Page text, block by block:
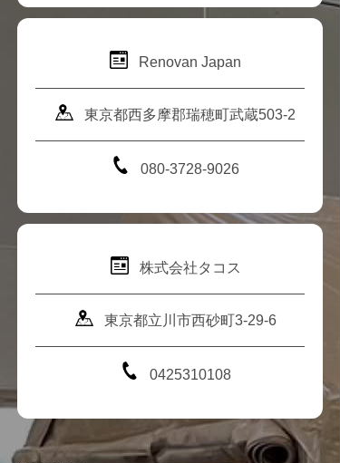
Renovan Japan
東京都西多摩郡瑞穂町武蔵503-2
080-3728-9026
株式会社タコス
東京都立川市西砂町3-29-6
0425310108